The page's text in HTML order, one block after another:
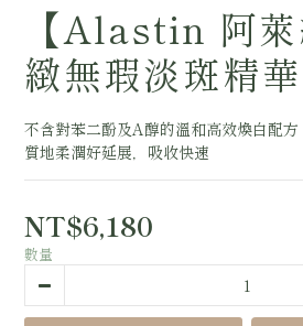
【Alastin 阿
緻無瑕淡斑精
不含對苯二酚及A醇的溫和高效煥白配方
質地柔潤好延展，吸收快速
NT$6,180
數量